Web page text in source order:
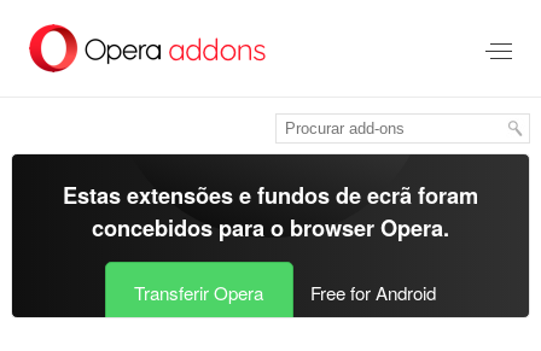
para
Estas extensões e fundos de ecrã foram
concebidos para o browser Opera.
Transferir Opera Free for Android